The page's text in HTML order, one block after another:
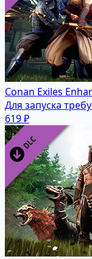
Conan Exiles
Для запуска
619 ₽